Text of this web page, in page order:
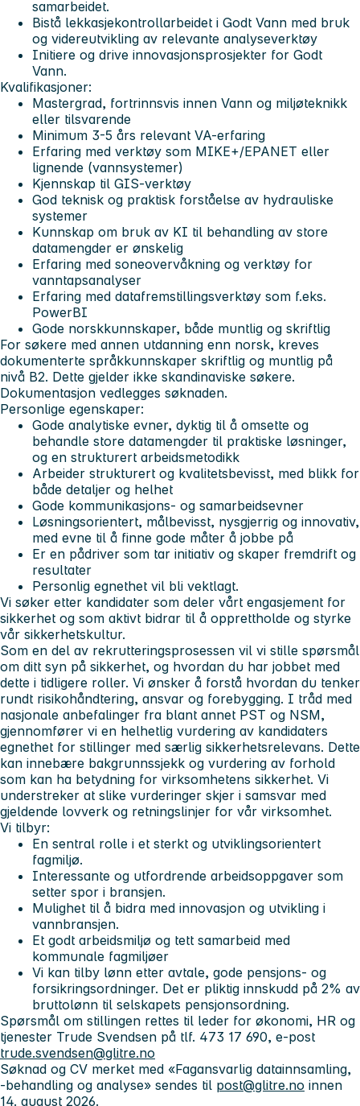
samarbeidet.
Bistå lekkasjekontrollarbeidet i Godt Vann med bruk
og videreutvikling av relevante analyseverktøy
Initiere og drive innovasjonsprosjekter for Godt
Vann.
Kvalifikasjoner:
Mastergrad, fortrinnsvis innen Vann og miljøteknikk
eller tilsvarende
Minimum 3-5 års relevant VA-erfaring
Erfaring med verktøy som MIKE+/EPANET eller
lignende (vannsystemer)
Kjennskap til GIS-verktøy
God teknisk og praktisk forståelse av hydrauliske
systemer
Kunnskap om bruk av KI til behandling av store
datamengder er ønskelig
Erfaring med soneovervåkning og verktøy for
vanntapsanalyser
Erfaring med datafremstillingsverktøy som f.eks.
PowerBI
Gode norskkunnskaper, både muntlig og skriftlig
For søkere med annen utdanning enn norsk, kreves
dokumenterte språkkunnskaper skriftlig og muntlig på
nivå B2. Dette gjelder ikke skandinaviske søkere.
Dokumentasjon vedlegges søknaden.
Personlige egenskaper:
Gode analytiske evner, dyktig til å omsette og
behandle store datamengder til praktiske løsninger,
og en strukturert arbeidsmetodikk
Arbeider strukturert og kvalitetsbevisst, med blikk for
både detaljer og helhet
Gode kommunikasjons- og samarbeidsevner
Løsningsorientert, målbevisst, nysgjerrig og innovativ,
med evne til å finne gode måter å jobbe på
Er en pådriver som tar initiativ og skaper fremdrift og
resultater
Personlig egnethet vil bli vektlagt.
Vi søker etter kandidater som deler vårt engasjement for
sikkerhet og som aktivt bidrar til å opprettholde og styrke
vår sikkerhetskultur.
Som en del av rekrutteringsprosessen vil vi stille spørsmål
om ditt syn på sikkerhet, og hvordan du har jobbet med
dette i tidligere roller. Vi ønsker å forstå hvordan du tenker
rundt risikohåndtering, ansvar og forebygging. I tråd med
nasjonale anbefalinger fra blant annet PST og NSM,
gjennomfører vi en helhetlig vurdering av kandidaters
egnethet for stillinger med særlig sikkerhetsrelevans. Dette
kan innebære bakgrunnssjekk og vurdering av forhold
som kan ha betydning for virksomhetens sikkerhet. Vi
understreker at slike vurderinger skjer i samsvar med
gjeldende lovverk og retningslinjer for vår virksomhet.
Vi tilbyr:
En sentral rolle i et sterkt og utviklingsorientert
fagmiljø.
Interessante og utfordrende arbeidsoppgaver som
setter spor i bransjen.
Mulighet til å bidra med innovasjon og utvikling i
vannbransjen.
Et godt arbeidsmiljø og tett samarbeid med
kommunale fagmiljøer
Vi kan tilby lønn etter avtale, gode pensjons- og
forsikringsordninger. Det er pliktig innskudd på 2% av
bruttolønn til selskapets pensjonsordning.
Spørsmål om stillingen rettes til leder for økonomi, HR og
tjenester Trude Svendsen på tlf. 473 17 690, e-post
trude.svendsen@glitre.no
Søknad og CV merket med «Fagansvarlig datainnsamling,
-behandling og analyse» sendes til post@glitre.no innen
14. august 2026.